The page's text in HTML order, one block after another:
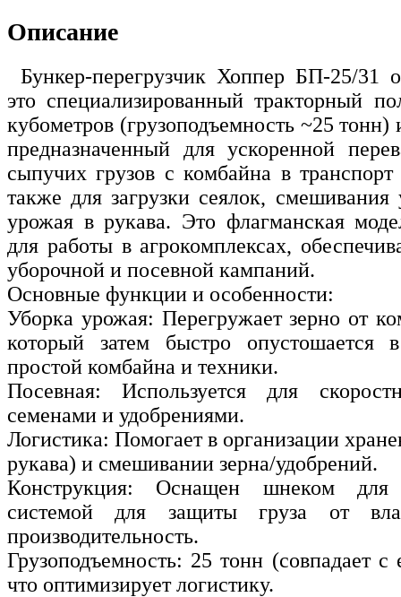
Описание
Бункер-перегрузчик Хоппер БП-25/31
это специализированный тракторный
кубометров (грузоподъемность ~25
предназначенный для ускоренной
сыпучих грузов с комбайна в
также для загрузки сеялок, смешивания
урожая в рукава. Это флагманская
для работы в агрокомплексах,
уборочной и посевной кампаний.
Основные функции и особенности:
Уборка урожая: Перегружает зерно от
который затем быстро опустошается
простой комбайна и техники.
Посевная: Используется для
семенами и удобрениями.
Логистика: Помогает в организации
рукава) и смешивании зерна/удобрений.
Конструкция: Оснащен шнеком для
системой для защиты груза от
производительность.
Грузоподъемность: 25 тонн (совпадает с
что оптимизирует логистику.